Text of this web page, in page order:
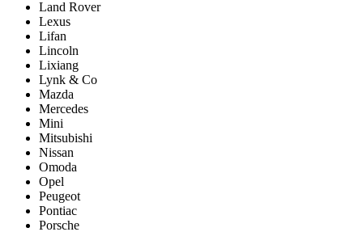
Land Rover
Lexus
Lifan
Lincoln
Lixiang
Lynk & Co
Mazda
Mercedes
Mini
Mitsubishi
Nissan
Omoda
Opel
Peugeot
Pontiac
Porsсhe